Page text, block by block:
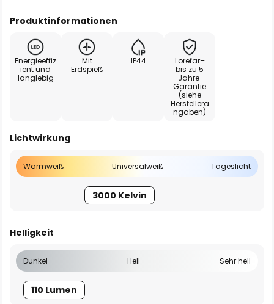
Produktinformationen
Energieeffiz
ient und
langlebig
Mit
Erdspieß
IP44
Lorefar–
bis zu 5
Jahre
Garantie
(siehe
Herstellera
ngaben)
Lichtwirkung
Warmweiß Universalweiß Tageslicht
3000 Kelvin
Helligkeit
Dunkel Hell Sehr hell
110 Lumen